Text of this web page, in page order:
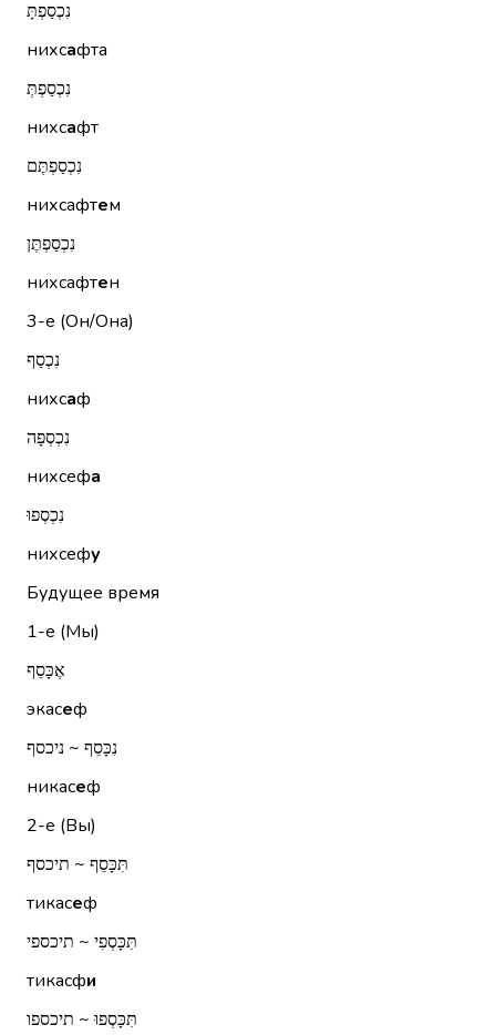
נִכְסַפְתָּ
нихсафта
נִכְסַפְתְּ
нихсафт
נִכְסַפְתֶּם
нихсафтем
נִכְסַפְתֶּן
нихсафтен
3-е (Он/Она)
נִכְסַף
нихсаф
נִכְסְפָה
нихсефа
נִכְסְפוּ
нихсефу
Будущее время
1-е (Мы)
אֶכָּסֵף
экасеф
נִכָּסֵף ~ ניכסף
никасеф
2-е (Вы)
תִּכָּסֵף ~ תיכסף
тикасеф
תִּכָּסְפִי ~ תיכספי
тикасфи
תִּכָּסְפוּ ~ תיכספו